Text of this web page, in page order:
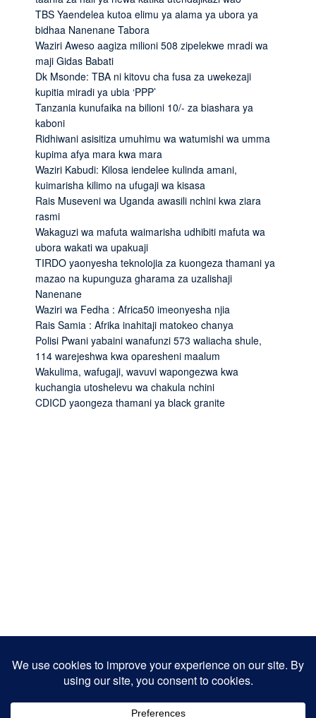
TBS Yaendelea kutoa elimu ya alama ya ubora ya
bidhaa Nanenane Tabora
Waziri Aweso aagiza milioni 508 zipelekwe mradi wa
maji Gidas Babati
Dk Msonde: TBA ni kitovu cha fusa za uwekezaji
kupitia miradi ya ubia ‘PPP’
Tanzania kunufaika na bilioni 10/- za biashara ya
kaboni
Ridhiwani asisitiza umuhimu wa watumishi wa umma
kupima afya mara kwa mara
Waziri Kabudi: Kilosa iendelee kulinda amani,
kuimarisha kilimo na ufugaji wa kisasa
Rais Museveni wa Uganda awasili nchini kwa ziara
rasmi
Wakaguzi wa mafuta waimarisha udhibiti mafuta wa
ubora wakati wa upakuaji
TIRDO yaonyesha teknolojia za kuongeza thamani ya
mazao na kupunguza gharama za uzalishaji
Nanenane
Waziri wa Fedha : Africa50 imeonyesha njia
Rais Samia : Afrika inahitaji matokeo chanya
Polisi Pwani yabaini wanafunzi 573 waliacha shule,
114 warejeshwa kwa oparesheni maalum
Wakulima, wafugaji, wavuvi wapongezwa kwa
kuchangia utoshelevu wa chakula nchini
CDICD yaongeza thamani ya black granite